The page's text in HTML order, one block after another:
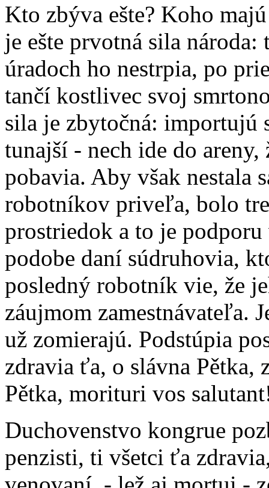
Kto zbýva ešte? Koho
je ešte prvotná sila
úradoch ho nestrpia, po
tančí kostlivec svoj
sila je zbytočná: importujú
tunajší - nech ide do areny,
pobavia. Aby však nestala
robotníkov priveľa, bolo
prostriedok a to je
podobe daní súdruhovia,
posledný robotník vie, že
záujmom zamestnávateľa.
už zomierajú. Podstúpia
zdravia ťa, o slávna Pětka,
Pětka, morituri vos
Duchovenstvo kongrue
penzisti, ti všetci ťa